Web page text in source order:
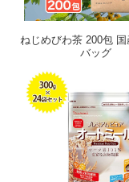
ねじめびわ茶 200包 国
バッグ